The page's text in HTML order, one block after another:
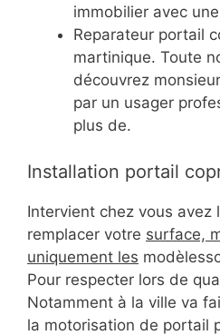
immobilier avec
Reparateur portail
martinique. Toute
découvrez
par un usager
plus de.
Installation portail
Intervient chez vous avez
remplacer votre surface,
uniquement les
Pour respecter lors de
Notamment à la ville va
la motorisation de portail